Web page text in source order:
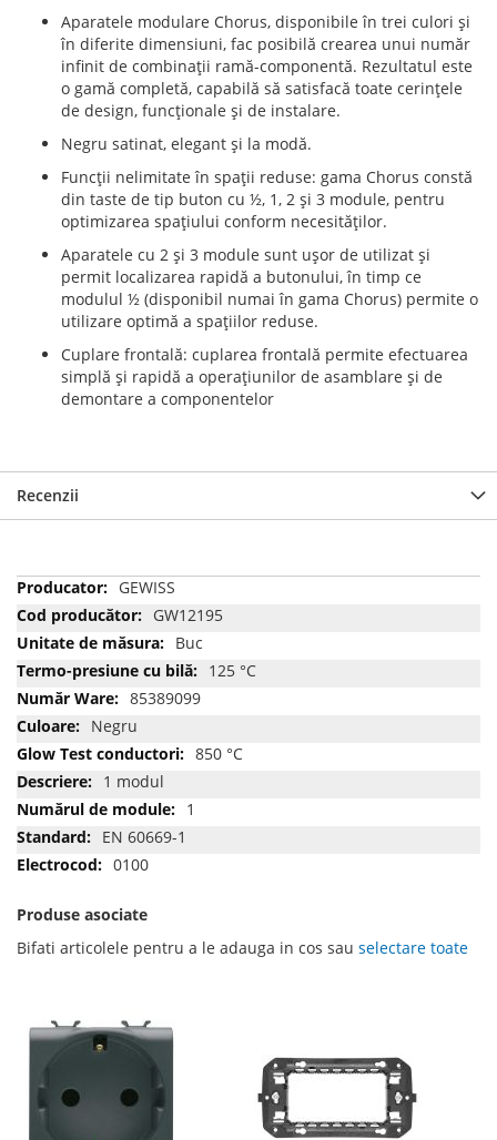
Aparatele modulare Chorus, disponibile în trei culori şi
în diferite dimensiuni, fac posibilă crearea unui număr
infinit de combinaţii ramă-componentă. Rezultatul este
o gamă completă, capabilă să satisfacă toate cerinţele
de design, funcţionale şi de instalare.
Negru satinat, elegant şi la modă.
Funcţii nelimitate în spaţii reduse: gama Chorus constă
din taste de tip buton cu ½, 1, 2 şi 3 module, pentru
optimizarea spaţiului conform necesităţilor.
Aparatele cu 2 şi 3 module sunt uşor de utilizat şi
permit localizarea rapidă a butonului, în timp ce
modulul ½ (disponibil numai în gama Chorus) permite o
utilizare optimă a spaţiilor reduse.
Cuplare frontală: cuplarea frontală permite efectuarea
simplă şi rapidă a operaţiunilor de asamblare şi de
demontare a componentelor
Recenzii
Mai
multe
informatii
GEWISS
GW12195
Buc
125 °C
85389099
Negru
850 °C
1 modul
1
EN 60669-1
0100
Produse asociate
Bifati articolele pentru a le adauga in cos sau selectare toate